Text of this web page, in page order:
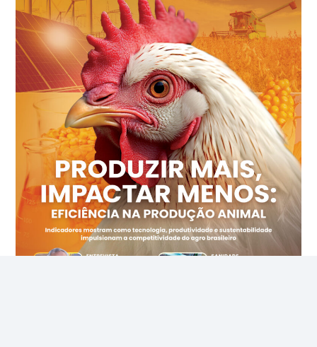
R$ 144,92
cx
Ovo Vermelho - Regional
Recife (PE)
R$ 154,89
cx